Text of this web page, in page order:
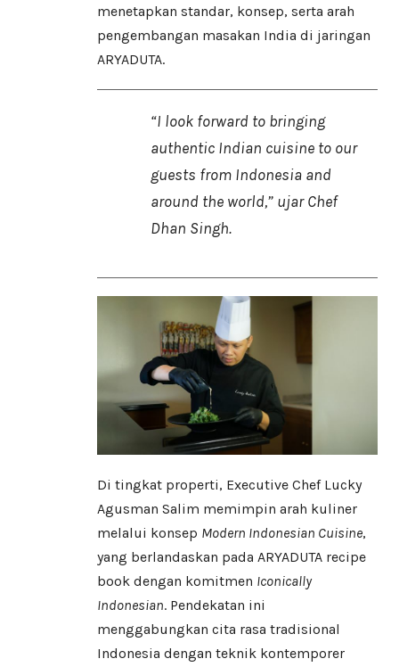
menetapkan standar, konsep, serta arah
pengembangan masakan India di jaringan
ARYADUTA.
“I look forward to bringing
authentic Indian cuisine to our
guests from Indonesia and
around the world,” ujar Chef
Dhan Singh.
Di tingkat properti, Executive Chef Lucky
Agusman Salim memimpin arah kuliner
melalui konsep Modern Indonesian Cuisine,
yang berlandaskan pada ARYADUTA recipe
book dengan komitmen Iconically
Indonesian. Pendekatan ini
menggabungkan cita rasa tradisional
Indonesia dengan teknik kontemporer